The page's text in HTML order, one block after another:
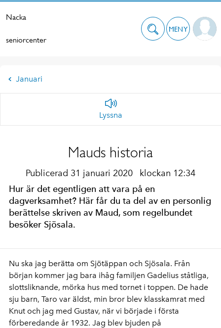
Nacka
seniorcenter
MENY
Januari
Lyssna
Mauds historia
Publicerad 31 januari 2020 klockan 12:34
Hur är det egentligen att vara på en
dagverksamhet? Här får du ta del av en personlig
berättelse skriven av Maud, som regelbundet
besöker Sjösala.
Nu ska jag berätta om Sjötäppan och Sjösala. Från
början kommer jag bara ihåg familjen Gadelius ståtliga,
slottsliknande, mörka hus med tornet i toppen. De hade
sju barn, Taro var äldst, min bror blev klasskamrat med
Knut och jag med Gustav, när vi började i första
förberedande år 1932. Jag blev bjuden på